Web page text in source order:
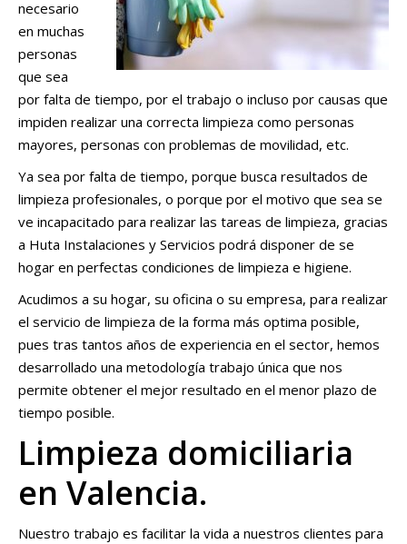
necesario
en muchas
personas
que sea
por falta de tiempo, por el trabajo o incluso por causas que
impiden realizar una correcta limpieza como personas
mayores, personas con problemas de movilidad, etc.
Ya sea por falta de tiempo, porque busca resultados de
limpieza profesionales, o porque por el motivo que sea se
ve incapacitado para realizar las tareas de limpieza, gracias
a Huta Instalaciones y Servicios podrá disponer de se
hogar en perfectas condiciones de limpieza e higiene.
Acudimos a su hogar, su oficina o su empresa, para realizar
el servicio de limpieza de la forma más optima posible,
pues tras tantos años de experiencia en el sector, hemos
desarrollado una metodología trabajo única que nos
permite obtener el mejor resultado en el menor plazo de
tiempo posible.
Limpieza domiciliaria
en Valencia.
Nuestro trabajo es facilitar la vida a nuestros clientes para